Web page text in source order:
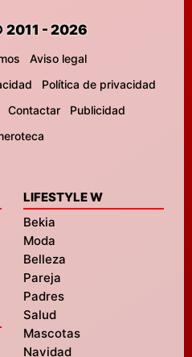
2011 - 2026
Aviso legal
Política de privacidad
Contactar
Publicidad
LIFESTYLE W
Bekia
Moda
Belleza
Pareja
Padres
Salud
Mascotas
Navidad